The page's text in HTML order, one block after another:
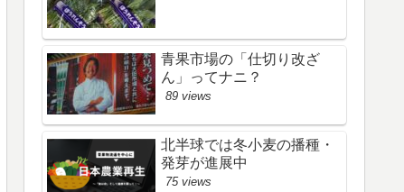
青果市場の「仕切り改ざ
ん」ってナニ？
89 views
北半球では冬小麦の播種・
発芽が進展中
75 views